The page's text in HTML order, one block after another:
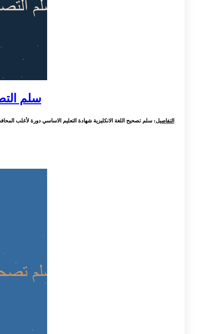
سلم التصحيح
التفاصيل